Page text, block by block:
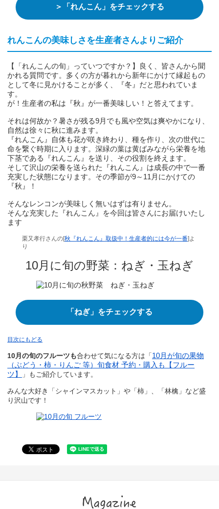
＞「れんこん」をチェックする
れんこんの美味しさを生産者さんよりご紹介
【「れんこんの旬」っていつですか？】良く、皆さんから聞
かれる質問です。多くの方が暮れから新年にかけて縁起もの
として冬に見かけることが多く、『冬』だと思われていま
す。
が！生産者の私は『秋』が一番美味しい！と答えてます。
それは何故か？暑さが残る9月でも風や空気は爽やかになり、
自然は徐々に秋に進みます。
『れんこん』自体も花が咲き終わり、種を作り、次の世代に
命を繋ぐ時期に入ります。深緑の葉は黄ばみながら栄養を地
下茎である『れんこん』を送り、その役割を終えます。
そして沢山の栄養を送られた『れんこん』は成長の中で一番
充実した状態になります。その季節が9～11月にかけての
『秋』！
そんなレンコンが美味しく無いはずは有りません。
そんな充実した『れんこん』を今回は皆さんにお届けいたし
ます
栗又孝行さんの[秋『れんこん』取扱中！生産者的には今が一番]よ
り
10月に旬の野菜：ねぎ・玉ねぎ
「ねぎ」をチェックする
目次にもどる
10月の旬のフルーツも合わせて気になる方は「10月が旬の果物
（ぶどう・柿・りんご 等）旬食材 予約・購入も【フルー
ツ】
」もご紹介しています。
みんな大好き「シャインマスカット」や「柿」、「林檎」など盛
り沢山です！